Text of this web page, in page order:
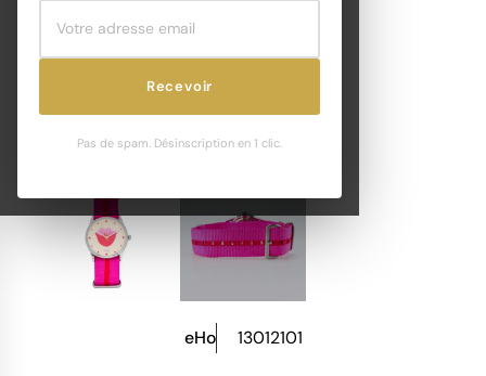
Recevoir
Pas de spam. Désinscription en 1 clic.
eHo 13012101